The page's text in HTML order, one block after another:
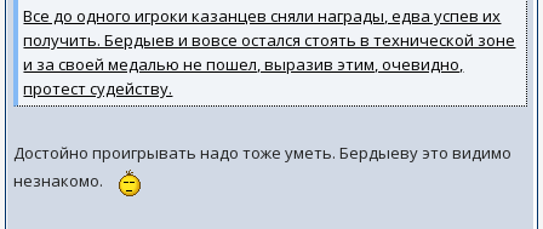
Все до одного игроки казанцев сняли награды, едва успев их
получить. Бердыев и вовсе остался стоять в технической зоне
и за своей медалью не пошел, выразив этим, очевидно,
протест судейству.
Достойно проигрывать надо тоже уметь. Бердыеву это видимо
незнакомо.